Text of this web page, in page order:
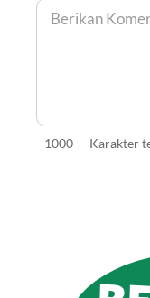
1000 Karakter